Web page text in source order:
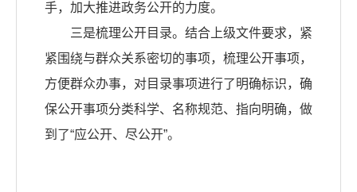
手，加大推进政务公开的力度。
三是梳理公开目录。结合上级文件要求，紧
紧围绕与群众关系密切的事项，梳理公开事项，
方便群众办事，对目录事项进行了明确标识，确
保公开事项分类科学、名称规范、指向明确，做
到了“应公开、尽公开”。